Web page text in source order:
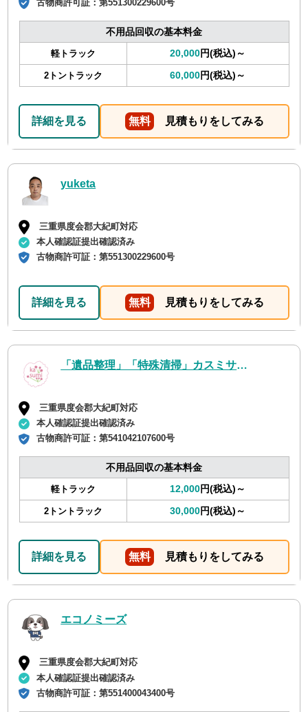
古物商許可証：第551300229600号
不用品回収の基本料金
軽トラック 20,000円(税込)～
2トントラック 60,000円(税込)～
詳細を見る 無料 見積もりをしてみる
yuketa
三重県度会郡大紀町対応
本人確認証提出確認済み
古物商許可証：第551300229600号
詳細を見る 無料 見積もりをしてみる
「遺品整理」「特殊清掃」カスミサービス
三重県度会郡大紀町対応
本人確認証提出確認済み
古物商許可証：第541042107600号
不用品回収の基本料金
軽トラック 12,000円(税込)～
2トントラック 30,000円(税込)～
詳細を見る 無料 見積もりをしてみる
エコノミーズ
三重県度会郡大紀町対応
本人確認証提出確認済み
古物商許可証：第551400043400号